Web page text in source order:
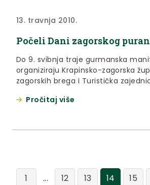
13. travnja 2010.
Počeli Dani zagorskog
Do 9. svibnja traje gurmanska
organiziraju Krapinsko-zagorska
zagorskih brega i Turistička
Pročitaj više
1 ... 12 13 14 15